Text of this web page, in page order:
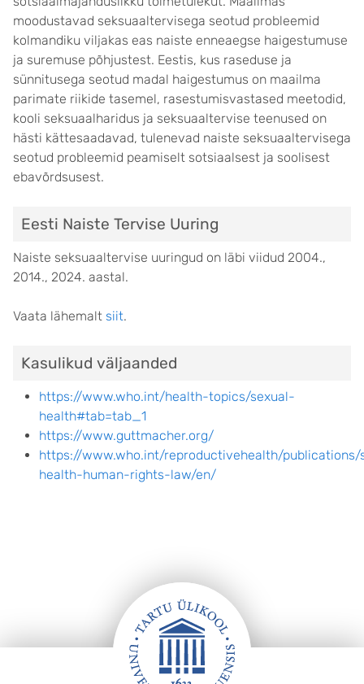
moodustavad seksuaaltervisega seotud probleemid
kolmandiku viljakas eas naiste enneaegse haigestumuse
ja suremuse põhjustest. Eestis, kus raseduse ja
sünnitusega seotud madal haigestumus on maailma
parimate riikide tasemel, rasestumisvastased meetodid,
kooli seksuaalharidus ja seksuaaltervise teenused on
hästi kättesaadavad, tulenevad naiste seksuaaltervisega
seotud probleemid peamiselt sotsiaalsest ja soolisest
ebavõrdsusest.
Eesti Naiste Tervise Uuring
Naiste seksuaaltervise uuringud on läbi viidud 2004.,
2014., 2024. aastal.
Vaata lähemalt siit.
Kasulikud väljaanded
https://www.who.int/health-topics/sexual-
health#tab=tab_1
https://www.guttmacher.org/
https://www.who.int/reproductivehealth/
health-human-rights-law/en/